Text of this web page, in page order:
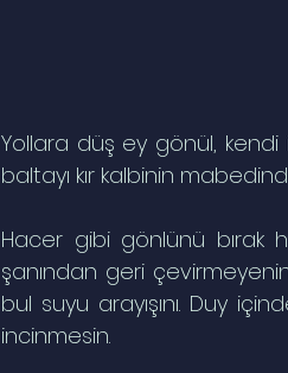
Yollara düş ey gönül,
baltayı kır kalbinin
Hacer gibi gönlünü bırak
şanından geri
bul suyu arayışını. Duy
incinmesin.